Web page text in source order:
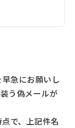
急にお願いし
う偽メールが
で、上記件名